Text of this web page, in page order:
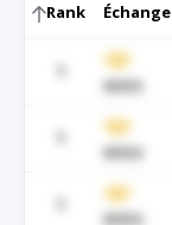
Rank Échange
WEEX
WEEX
WEEX